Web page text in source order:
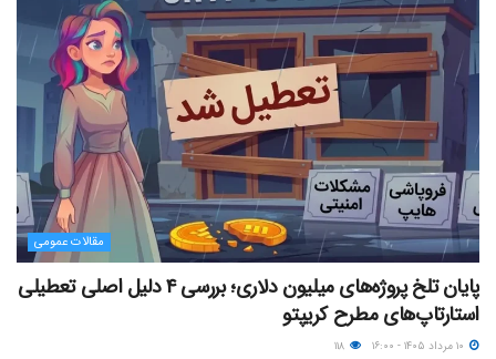
مقالات عمومی
پایان تلخ پروژه‌های میلیون دلاری؛ بررسی ۴ دلیل اصلی تعطیلی
استارتاپ‌های مطرح کریپتو